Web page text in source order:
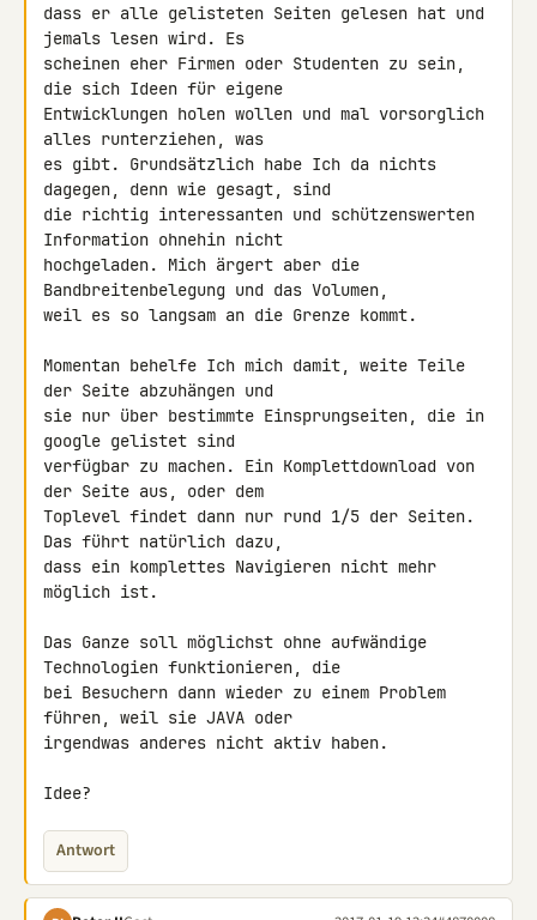
dass er alle gelisteten Seiten gelesen hat und
jemals lesen wird. Es
scheinen eher Firmen oder Studenten zu sein,
die sich Ideen für eigene
Entwicklungen holen wollen und mal vorsorglich
alles runterziehen, was
es gibt. Grundsätzlich habe Ich da nichts
dagegen, denn wie gesagt, sind
die richtig interessanten und schützenswerten
Information ohnehin nicht
hochgeladen. Mich ärgert aber die
Bandbreitenbelegung und das Volumen,
weil es so langsam an die Grenze kommt.
Momentan behelfe Ich mich damit, weite Teile
der Seite abzuhängen und
sie nur über bestimmte Einsprungseiten, die in
google gelistet sind
verfügbar zu machen. Ein Komplettdownload von
der Seite aus, oder dem
Toplevel findet dann nur rund 1/5 der Seiten.
Das führt natürlich dazu,
dass ein komplettes Navigieren nicht mehr
möglich ist.
Das Ganze soll möglichst ohne aufwändige
Technologien funktionieren, die
bei Besuchern dann wieder zu einem Problem
führen, weil sie JAVA oder
irgendwas anderes nicht aktiv haben.
Idee?
Antwort